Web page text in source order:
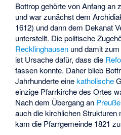
Bottrop gehörte von Anfang an
und war zunächst dem
1612) und dann dem Dekanat
unterstellt. Die politische
Recklinghausen und damit zum
ist Ursache dafür, dass die
fassen konnte. Daher blieb
Jahrhunderte einekatholische
einzige Pfarrkirche des Ortes
Nach dem Übergang an
auch die kirchlichen Strukturen
kam die Pfarrgemeinde 1821